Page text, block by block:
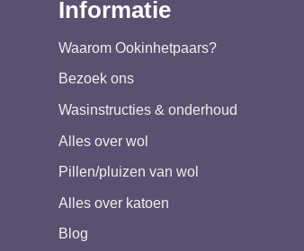
Informatie
Waarom Ookinhetpaars?
Bezoek ons
Wasinstructies & onderhoud
Alles over wol
Pillen/pluizen van wol
Alles over katoen
Blog